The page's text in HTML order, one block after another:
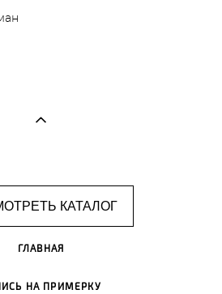
КАТАЛОГ
ГЛАВНАЯ
НА ПРИМЕРКУ